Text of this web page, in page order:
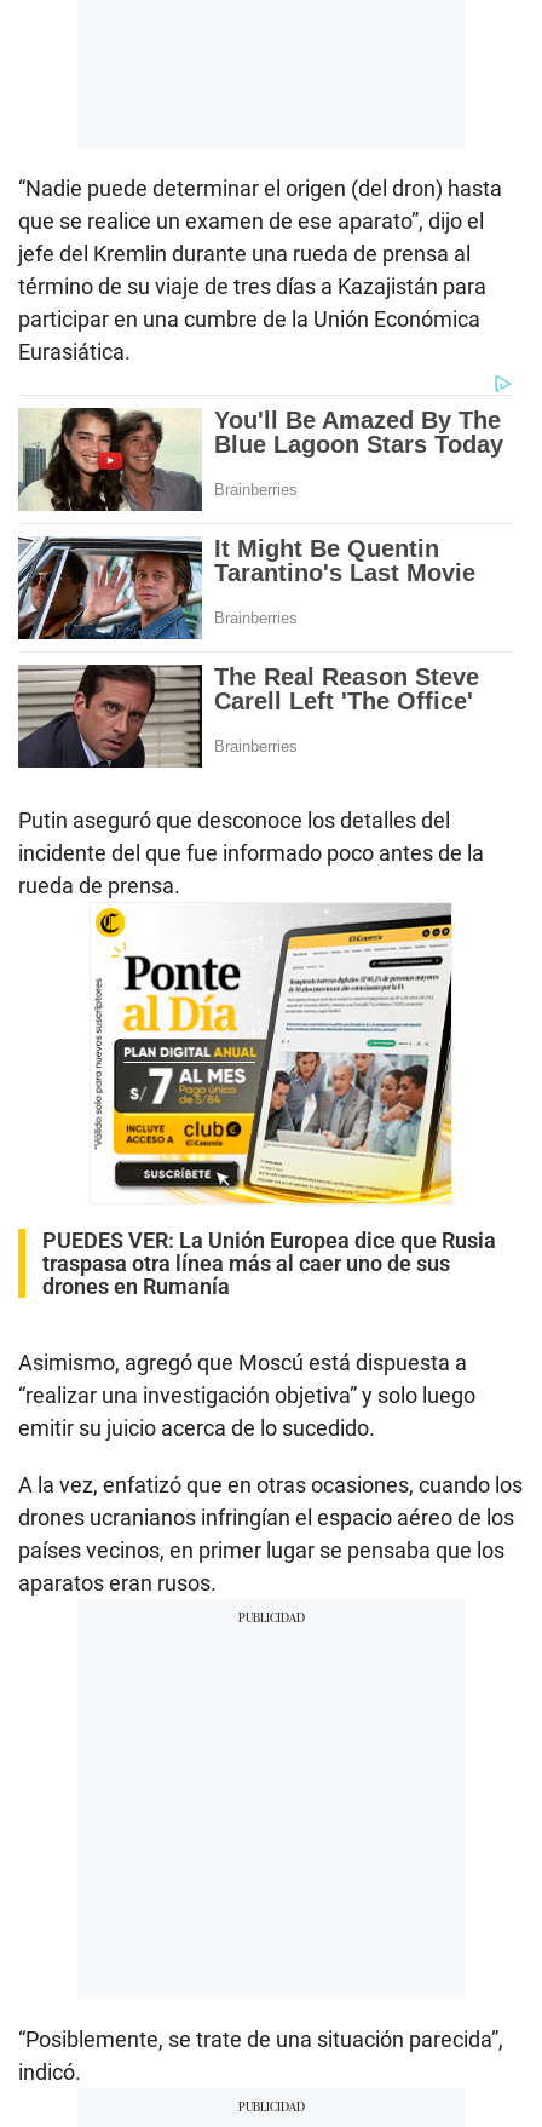
“Nadie puede determinar el origen (del dron) hasta
que se realice un examen de ese aparato”, dijo el
jefe del Kremlin durante una rueda de prensa al
término de su viaje de tres días a Kazajistán para
participar en una cumbre de la Unión Económica
Eurasiática.
Putin aseguró que desconoce los detalles del
incidente del que fue informado poco antes de la
rueda de prensa.
PUEDES VER: La Unión Europea dice que Rusia
traspasa otra línea más al caer uno de sus
drones en Rumanía
Asimismo, agregó que Moscú está dispuesta a
“realizar una investigación objetiva” y solo luego
emitir su juicio acerca de lo sucedido.
A la vez, enfatizó que en otras ocasiones, cuando los
drones ucranianos infringían el espacio aéreo de los
países vecinos, en primer lugar se pensaba que los
aparatos eran rusos.
“Posiblemente, se trate de una situación parecida”,
indicó.